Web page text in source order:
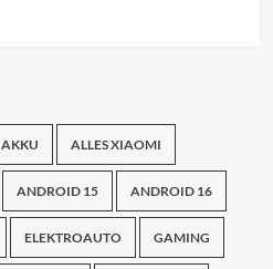
AKKU ALLES XIAOMI
ANDROID 15 ANDROID 16
ELEKTROAUTO GAMING